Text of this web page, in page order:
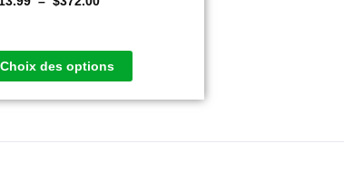
Choix des options